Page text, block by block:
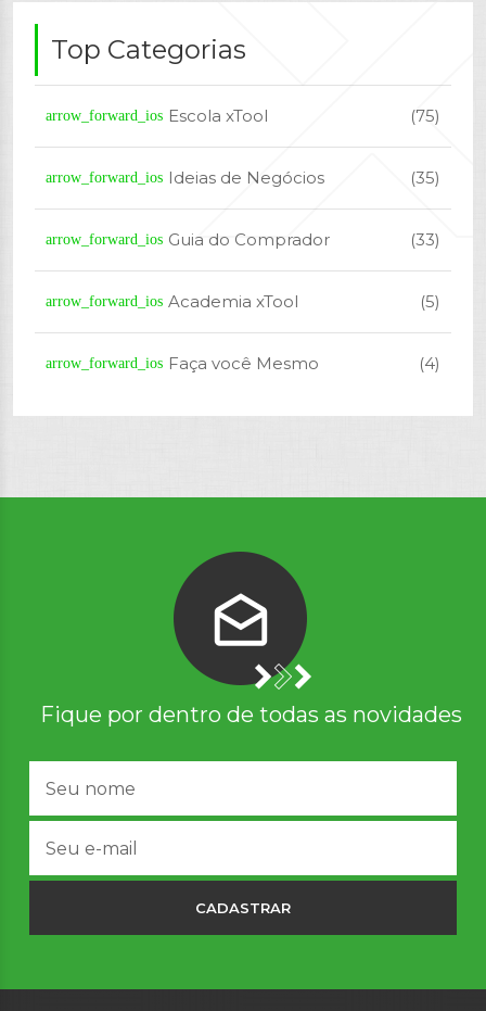
Top Categorias
arrow_forward_ios Escola xTool (75)
arrow_forward_ios Ideias de Negócios (35)
arrow_forward_ios Guia do Comprador (33)
arrow_forward_ios Academia xTool (5)
arrow_forward_ios Faça você Mesmo (4)
Fique por dentro de todas as novidades
CADASTRAR